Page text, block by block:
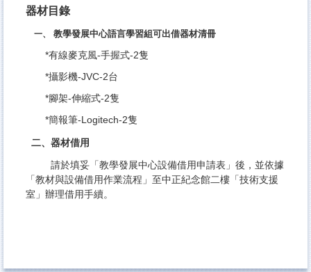
器材目錄
一、 教學發展中心語言學習組可出借器材清冊
*有線麥克風-手握式-2隻
*攝影機-JVC-2台
*腳架-伸縮式-2隻
*簡報筆-Logitech-2隻
二、 器材借用
請於填妥「教學發展中心設備借用申請表 」後，並依據
「教材與設備借用作業流程 」至中正紀念館二樓「技術支援
室」辦理借用手續。